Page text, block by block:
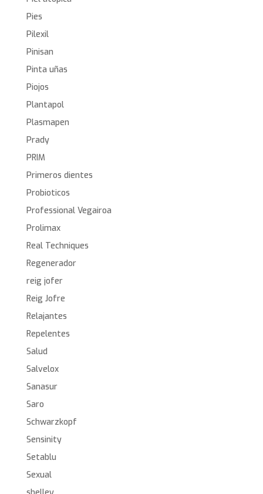
Pies
Pilexil
Pinisan
Pinta uñas
Piojos
Plantapol
Plasmapen
Prady
PRIM
Primeros dientes
Probioticos
Professional Vegairoa
Prolimax
Real Techniques
Regenerador
reig jofer
Reig Jofre
Relajantes
Repelentes
Salud
Salvelox
Sanasur
Saro
Schwarzkopf
Sensinity
Setablu
Sexual